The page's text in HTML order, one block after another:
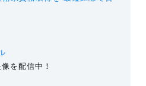
を配信中！